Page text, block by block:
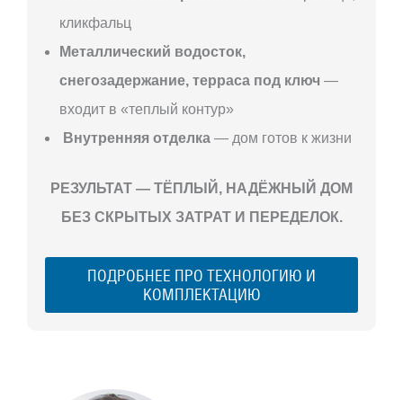
кликфальц
Металлический водосток,
снегозадержание, терраса под ключ —
входит в «теплый контур»
Внутренняя отделка — дом готов к жизни
РЕЗУЛЬТАТ — ТЁПЛЫЙ, НАДЁЖНЫЙ ДОМ
БЕЗ СКРЫТЫХ ЗАТРАТ И ПЕРЕДЕЛОК.
ПОДРОБНЕЕ ПРО ТЕХНОЛОГИЮ И
КОМПЛЕКТАЦИЮ